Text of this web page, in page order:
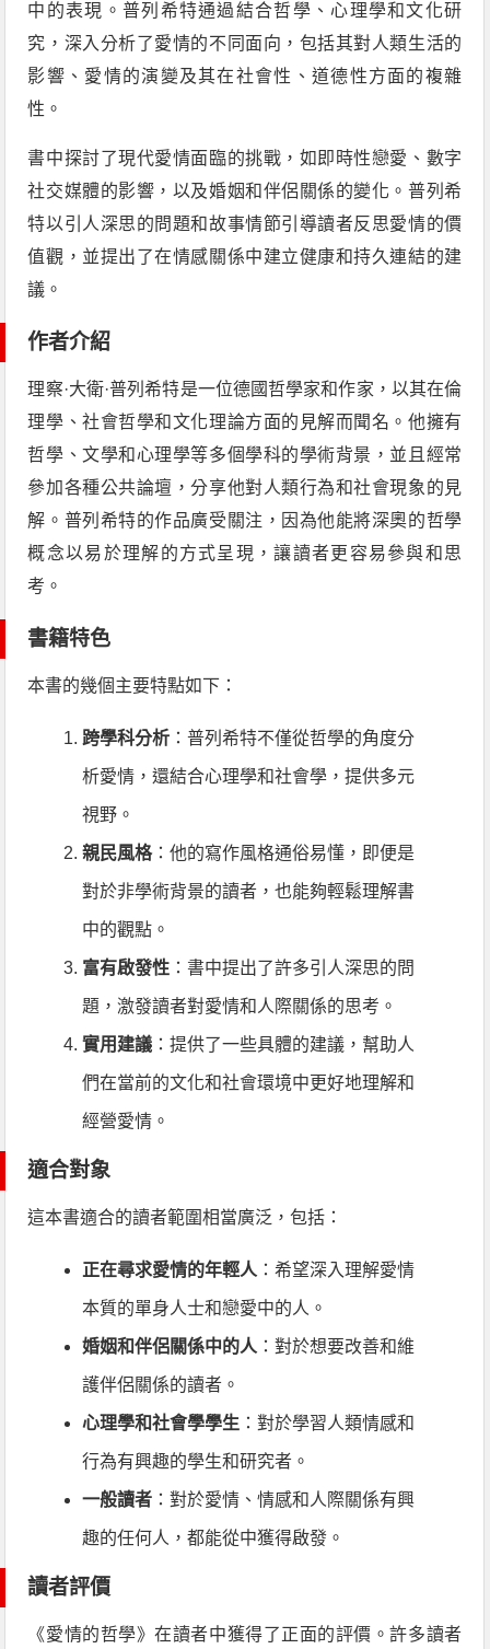
中的表現。普列希特通過結合哲學、心理學和文化研
究，深入分析了愛情的不同面向，包括其對人類生活的
影響、愛情的演變及其在社會性、道德性方面的複雜
性。
書中探討了現代愛情面臨的挑戰，如即時性戀愛、數字
社交媒體的影響，以及婚姻和伴侶關係的變化。普列希
特以引人深思的問題和故事情節引導讀者反思愛情的價
值觀，並提出了在情感關係中建立健康和持久連結的建
議。
作者介紹
理察·大衛·普列希特是一位德國哲學家和作家，以其在倫
理學、社會哲學和文化理論方面的見解而聞名。他擁有
哲學、文學和心理學等多個學科的學術背景，並且經常
參加各種公共論壇，分享他對人類行為和社會現象的見
解。普列希特的作品廣受關注，因為他能將深奧的哲學
概念以易於理解的方式呈現，讓讀者更容易參與和思
考。
書籍特色
本書的幾個主要特點如下：
跨學科分析 ：普列希特不僅從哲學的角度分
析愛情，還結合心理學和社會學，提供多元
視野。
親民風格：他的寫作風格通俗易懂，即便是
對於非學術背景的讀者，也能夠輕鬆理解書
中的觀點。
富有啟發性 ：書中提出了許多引人深思的問
題，激發讀者對愛情和人際關係的思考。
實用建議 ：提供了一些具體的建議，幫助人
們在當前的文化和社會環境中更好地理解和
經營愛情。
適合對象
這本書適合的讀者範圍相當廣泛，包括：
正在尋求愛情的年輕人 ：希望深入理解愛情
本質的單身人士和戀愛中的人。
婚姻和伴侶關係中的人 ：對於想要改善和維
護伴侶關係的讀者。
心理學和社會學學生 ：對於學習人類情感和
行為有興趣的學生和研究者。
一般讀者 ：對於愛情、情感和人際關係有興
趣的任何人，都能從中獲得啟發。
讀者評價
《愛情的哲學》在讀者中獲得了正面的評價。許多讀者